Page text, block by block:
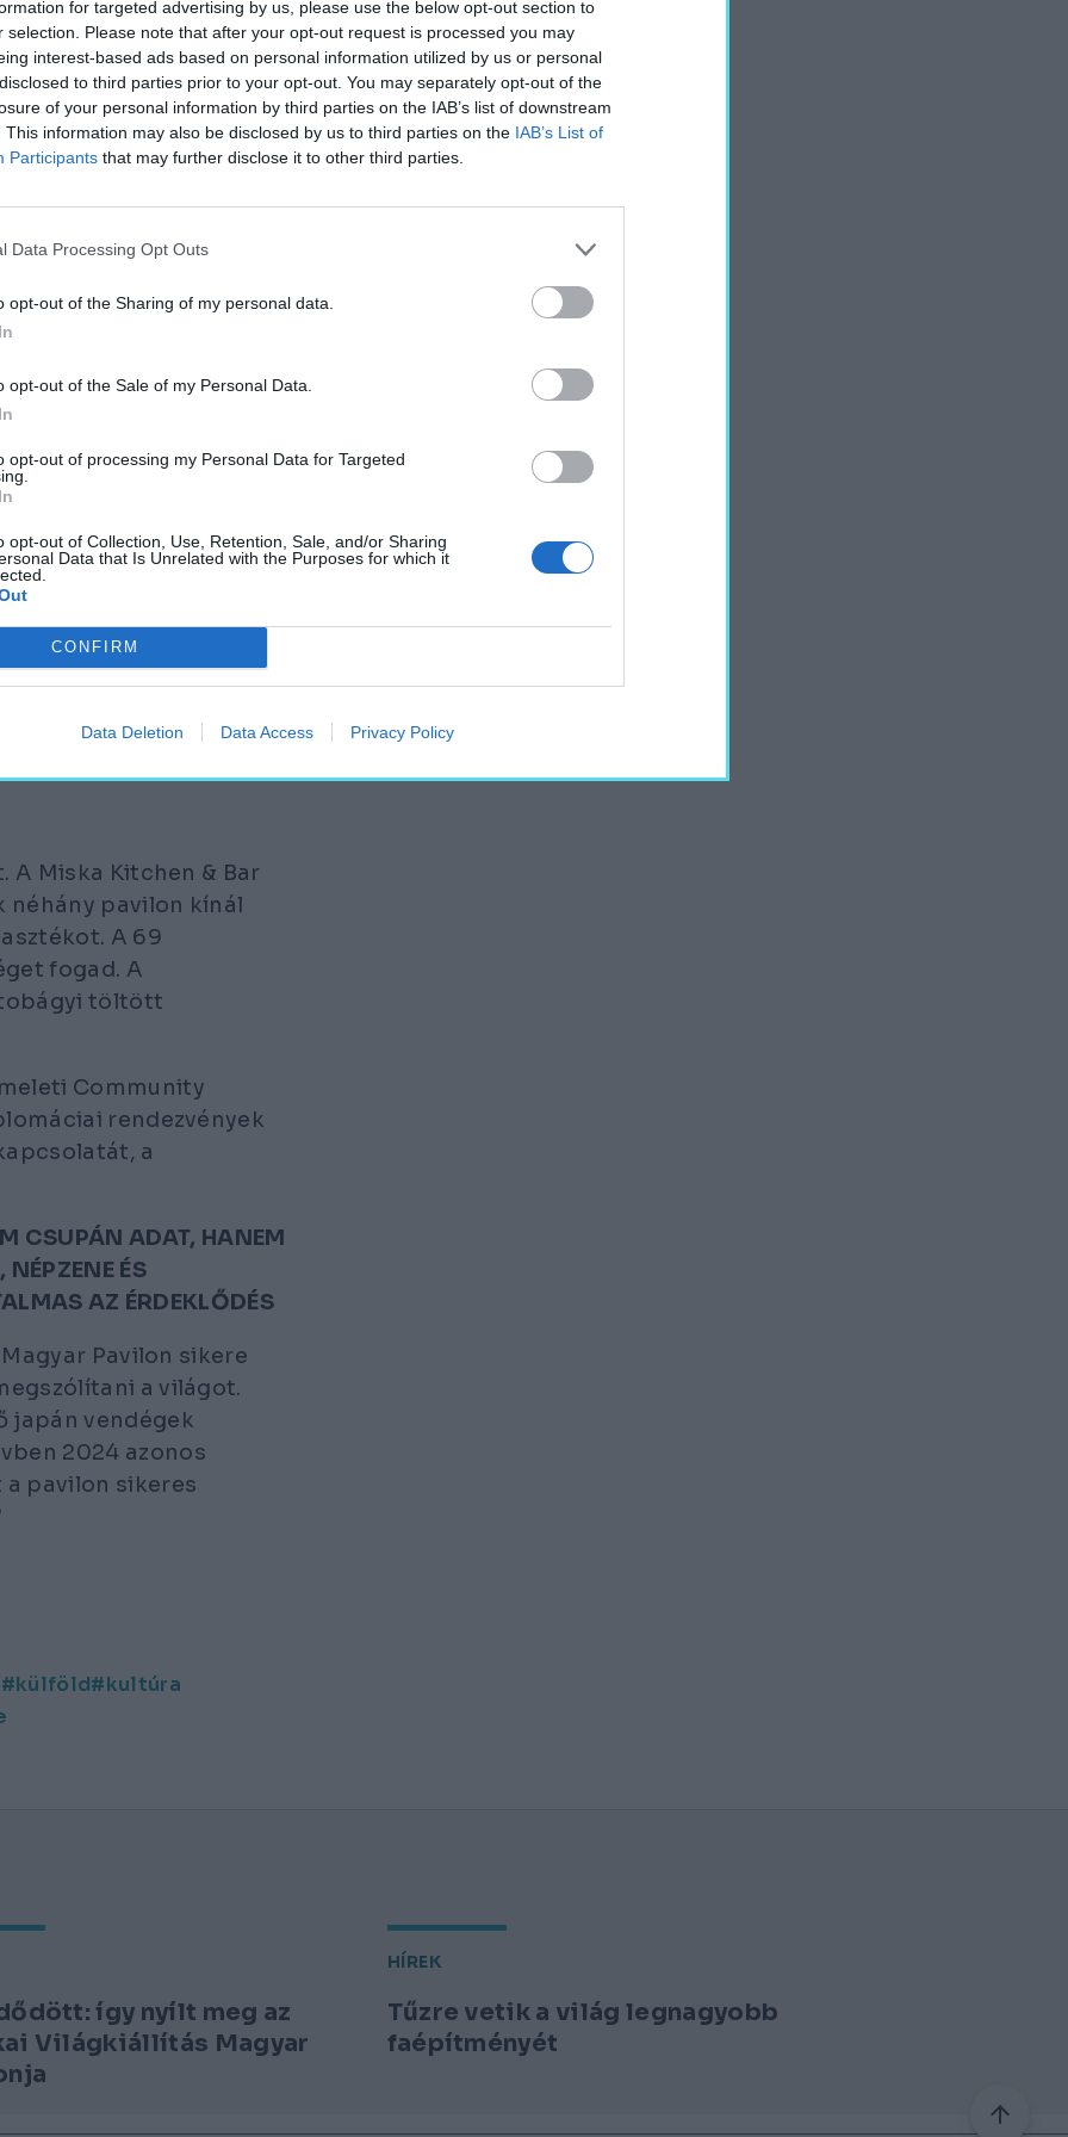
for targeted advertising by us, please use the below opt-out section to
selection. Please note that after your opt-out request is processed you may
interest-based ads based on personal information utilized by us or personal
to third parties prior to your opt-out. You may separately opt-out of the
of your personal information by third parties on the IAB’s list of downstream
This information may also be disclosed by us to third parties on the IAB’s List of
Participants that may further disclose it to other third parties.
Data Processing Opt Outs
opt-out of the Sharing of my personal data.
opt-out of the Sale of my Personal Data.
opt-out of processing my Personal Data for Targeted
opt-out of Collection, Use, Retention, Sale, and/or Sharing
Data that Is Unrelated with the Purposes for which it
CONFIRM
Data Deletion Data Access Privacy Policy
különleges,
élőben
az expó 184 napja
életre.
be, akik
– a modern
az EXPO Hall
otthont,
pop-up
a fellépések előtt
lelkesedést.
ÉRDEKLŐDÉS KÍSÉRI:
BE A MAGYAR
nemcsak
de a saját
már reggel betelnek,
Miska Kitchen & Bar
néhány pavilon kínál
A 69
fogad. A
töltött
Community
rendezvények
a
CSUPÁN ADAT, HANEM
ÉS
AZ ÉRDEKLŐDÉS
Pavilon sikere
a világot.
japán vendégek
2024 azonos
pavilon sikeres
külföld
kultúra
így nyílt meg az
Világkiállítás Magyar
HÍREK
Tűzre vetik a világ legnagyobb
faépítményét